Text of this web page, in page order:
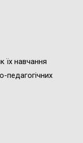
їх навчання
педагогічних